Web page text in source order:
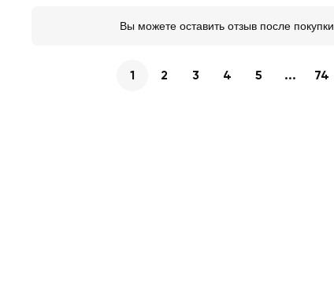
Вы можете оставить отзыв после покупки
1 2 3 4 5 ... 74